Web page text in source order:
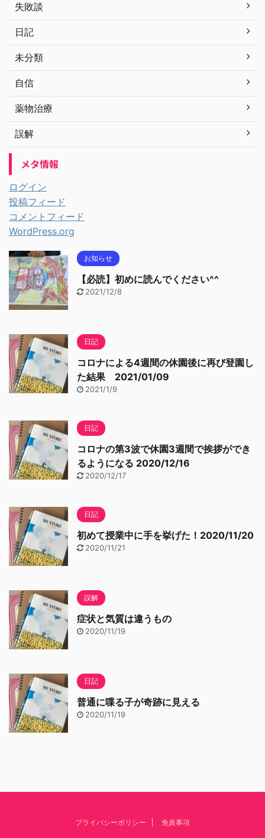
失敗談
日記
未分類
自信
薬物治療
誤解
メタ情報
ログイン
投稿フィード
コメントフィード
WordPress.org
お知らせ
【必読】初めに読んでください^^
2021/12/8
日記
コロナによる4週間の休園後に再び登園し
た結果 2021/01/09
2021/1/9
日記
コロナの第3波で休園3週間で挨拶ができ
るようになる 2020/12/16
2020/12/17
日記
初めて授業中に手を挙げた！2020/11/20
2020/11/21
誤解
症状と気質は違うもの
2020/11/19
日記
普通に喋る子が奇跡に見える
2020/11/19
プライバシーポリシー 免責事項